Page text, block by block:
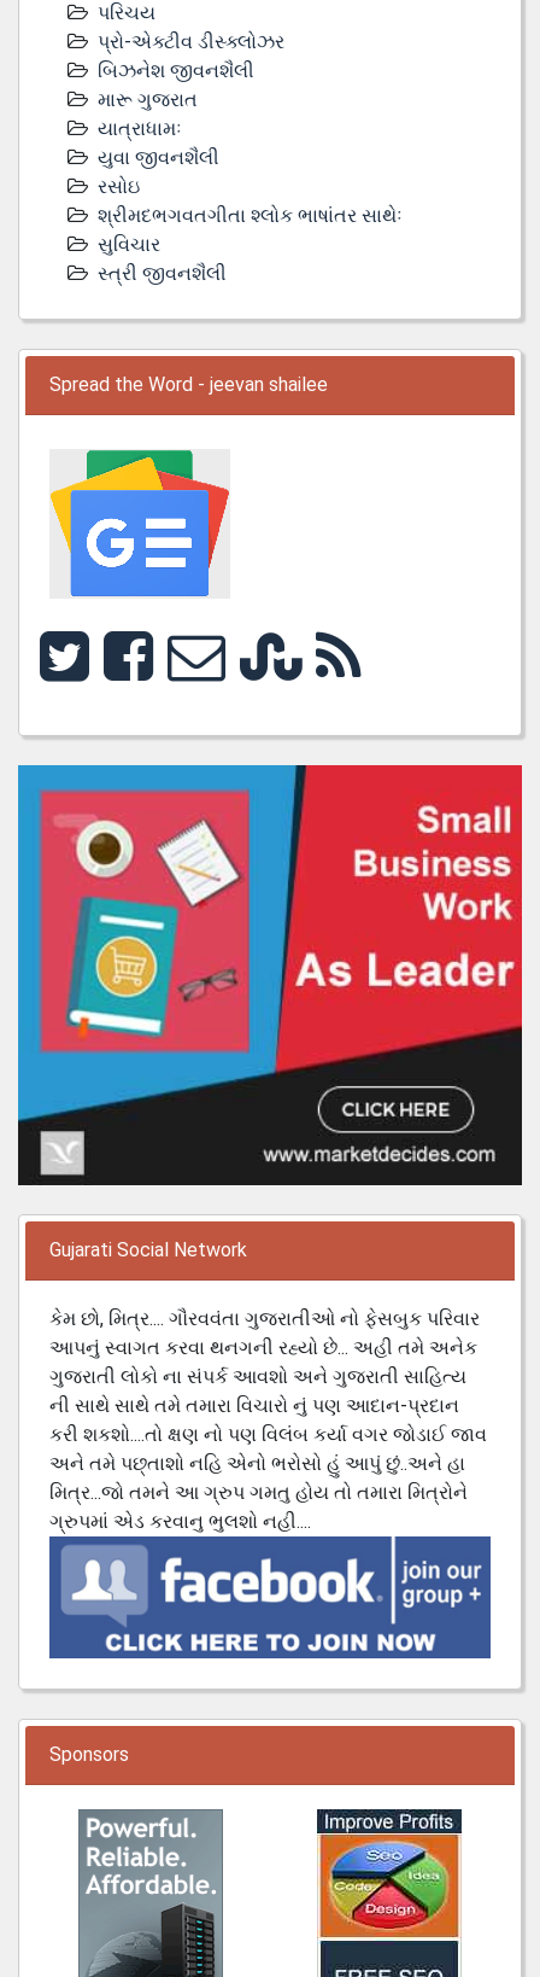
પરિચય
પ્રો-એક્ટીવ ડીસ્‍ક્લોઝર
બિઝનેશ જીવનશૈલી
મારૂ ગુજરાત
યાત્રાધામઃ
યુવા જીવનશૈલી
રસોઇ
શ્રીમદભગવતગીતા શ્લોક ભાષાંતર સાથેઃ
સુવિચાર
સ્ત્રી જીવનશૈલી
Spread the Word - jeevan shailee
Gujarati Social Network
કેમ છો, મિત્ર.... ગૌરવવંતા ગુજરાતીઓ નો ફેસબુક પરિવાર
આપનું સ્વાગત કરવા થનગની રહ્યો છે... અહી તમે અનેક
ગુજરાતી લોકો ના સંપર્ક આવશો અને ગુજરાતી સાહિત્ય
ની સાથે સાથે તમે તમારા વિચારો નું પણ આદાન-પ્રદાન
કરી શકશો....તો ક્ષણ નો પણ વિલંબ કર્યા વગર જોડાઈ જાવ
અને તમે પછ્તાશો નહિ એનો ભરોસો હું આપું છું..અને હા
મિત્ર...જો તમને આ ગ્રુપ ગમતુ હોય તો તમારા મિત્રોને
ગ્રુપમાં એડ કરવાનુ ભુલશો નહી....
Sponsors